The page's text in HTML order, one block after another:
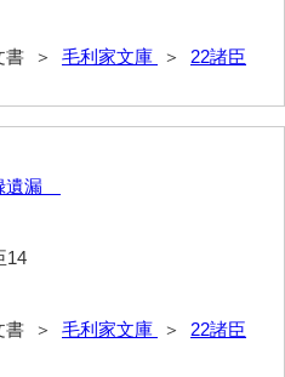
書 ＞ 毛利家文庫 ＞ 22諸臣
遺漏
14
書 ＞ 毛利家文庫 ＞ 22諸臣